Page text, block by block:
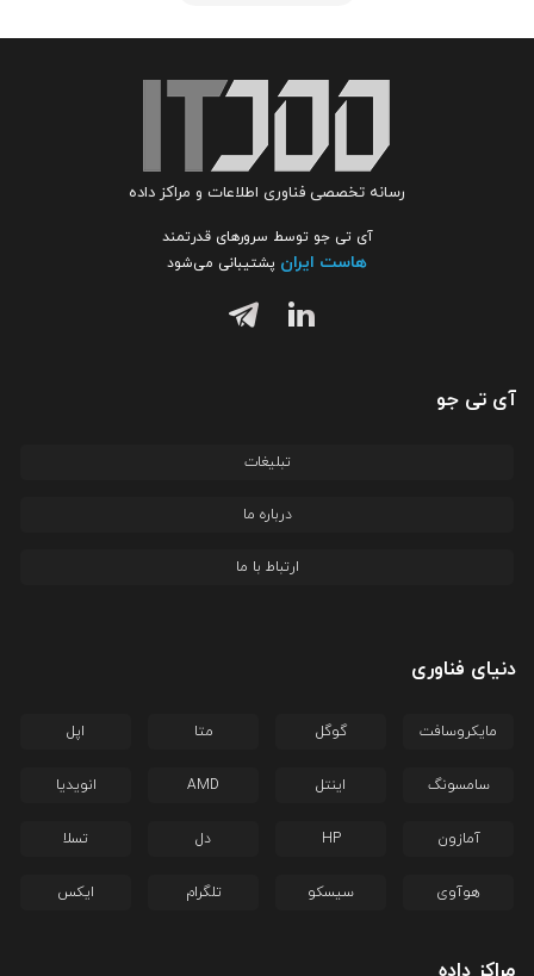
رسانه تخصصی فناوری اطلاعات و مراکز داده
آی تی جو توسط سرورهای قدرتمند
هاست ایران پشتیبانی می‌شود
آی تی جو
تبلیغات
درباره ما
ارتباط با ما
دنیای فناوری
مایکروسافت گوگل متا اپل
سامسونگ اینتل AMD انویدیا
آمازون HP دل تسلا
هوآوی سیسکو تلگرام ایکس